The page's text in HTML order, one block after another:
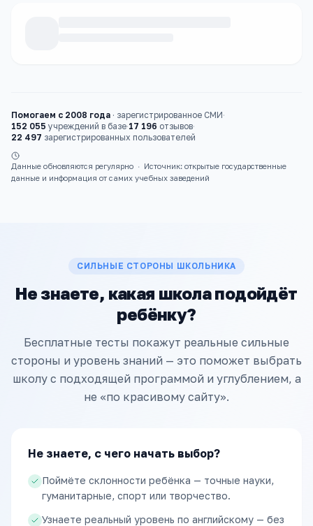
Помогаем с 2008 года · зарегистрированное СМИ·
152 055 учреждений в базе·17 196 отзывов·
22 497 зарегистрированных пользователей
Данные обновляются регулярно ·
Источник: открытые государственные
данные и информация от самих учебных заведений
СИЛЬНЫЕ СТОРОНЫ ШКОЛЬНИКА
Не знаете, какая школа подойдёт
ребёнку?
Бесплатные тесты покажут реальные сильные
стороны и уровень знаний — это поможет выбрать
школу с подходящей программой и углублением, а
не «по красивому сайту».
Не знаете, с чего начать выбор?
Поймёте склонности ребёнка — точные науки,
гуманитарные, спорт или творчество.
Узнаете реальный уровень по английскому — без